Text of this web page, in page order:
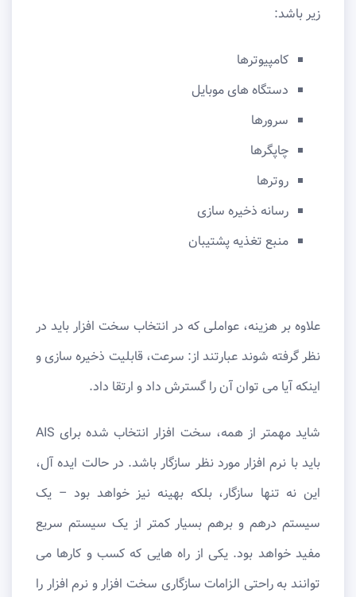
زیر باشد:
کامپیوترها
دستگاه های موبایل
سرورها
چاپگرها
روترها
رسانه ذخیره سازی
منبع تغذیه پشتیبان
علاوه بر هزینه، عواملی که در انتخاب سخت افزار باید در
نظر گرفته شوند عبارتند از: سرعت، قابلیت ذخیره سازی و
اینکه آیا می توان آن را گسترش داد و ارتقا داد.
شاید مهمتر از همه، سخت افزار انتخاب شده برای AIS
باید با نرم افزار مورد نظر سازگار باشد. در حالت ایده ‌آل،
این نه تنها سازگار، بلکه بهینه نیز خواهد بود – یک
سیستم درهم و برهم بسیار کمتر از یک سیستم سریع
مفید خواهد بود. یکی از راه ‌هایی که کسب ‌و کارها می
‌توانند به راحتی الزامات سازگاری سخت ‌افزار و نرم ‌افزار را